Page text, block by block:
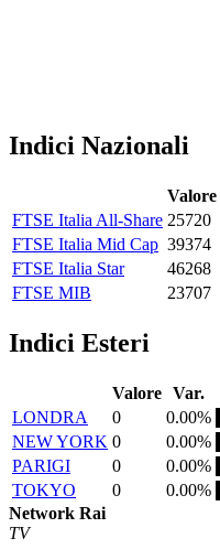
Indici Nazionali
Valore
FTSE Italia All-Share 25720
FTSE Italia Mid Cap 39374
FTSE Italia Star
46268
FTSE MIB
23707
Indici Esteri
Valore Var.
LONDRA
0
0.00%
NEW YORK 0
0.00%
PARIGI
0
0.00%
TOKYO
0
0.00%
Network Rai
TV